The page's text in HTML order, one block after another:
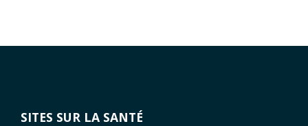
SITES SUR LA SANTÉ